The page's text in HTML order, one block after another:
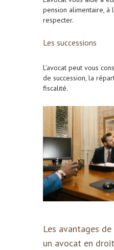
pension alimentaire,
respecter.
Les successions
L’avocat peut vous
de succession, la
fiscalité.
Les avantages
un avocat en